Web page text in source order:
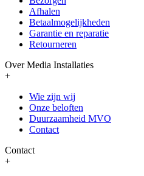
Afhalen
Betaalmogelijkheden
Garantie en reparatie
Retourneren
Over Media Installaties
+
Wie zijn wij
Onze beloften
Duurzaamheid MVO
Contact
Contact
+